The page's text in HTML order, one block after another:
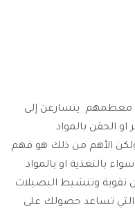
معظمهم يتسارعن إلى
الحقن بالمواد
ولكن الأهم من ذلك هو فهم
بالتغذية او بالمواد
تقوية وتنشيط البصيلات
التي تساعد حصولك على